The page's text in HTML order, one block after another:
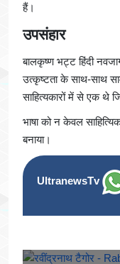
हैं।
उपसंहार
बालकृष्ण भट्ट हिंदी
उत्कृष्टता के साथ-साथ
साहित्यकारों में से एक थे
भाषा को न केवल
बनाया।
UltranewsTv